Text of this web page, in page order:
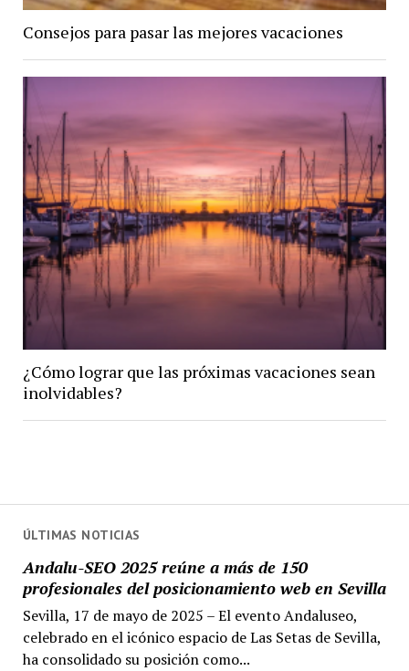
ÚLTIMAS NOTICIAS
Andalu-SEO 2025 reúne a más de 150
profesionales del posicionamiento web en Sevilla
Sevilla, 17 de mayo de 2025 – El evento Andaluseo,
celebrado en el icónico espacio de Las Setas de Sevilla,
ha consolidado su posición como...
Consejos para pasar las mejores vacaciones
¿Cómo lograr que las próximas vacaciones sean
inolvidables?